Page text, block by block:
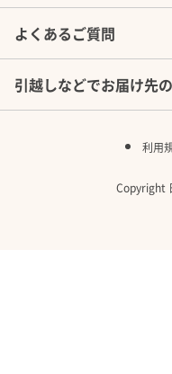
よくあるご質問
引越しなどでお届け先
利用
Copyright